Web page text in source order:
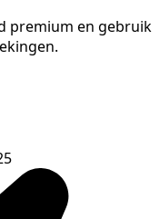
premium en gebruik